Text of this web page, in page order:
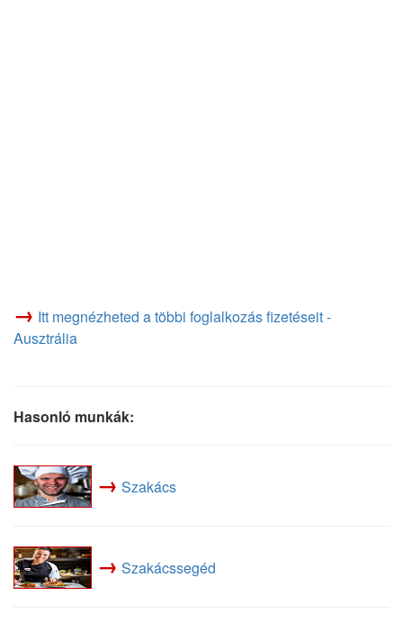
→ Itt megnézheted a többi foglalkozás fizetéseit -
Ausztrália
Hasonló munkák:
→ Szakács
→ Szakácssegéd